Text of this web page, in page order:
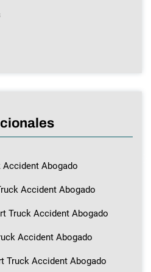
Accident Abogado
Accident Abogado
Truck Accident Abogado
Accident Abogado
Truck Accident Abogado